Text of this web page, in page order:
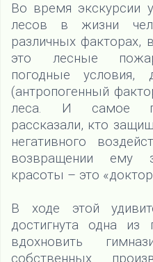
Во время экскурсии
лесов в жизни
различных факторах,
это лесные
погодные условия,
(антропогенный
леса. И самое
рассказали, кто
негативного
возвращении ему
красоты – это
В ходе этой
достигнута одна из
вдохновить
собственных